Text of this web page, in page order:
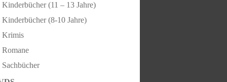
Kinderbücher (11 – 13 Jahre)
Kinderbücher (8-10 Jahre)
Krimis
Romane
Sachbücher